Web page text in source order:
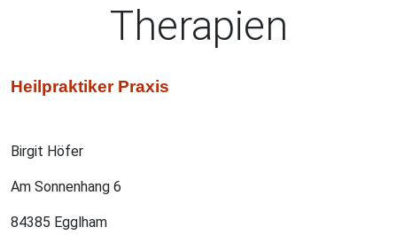
Therapien
Heilpraktiker Praxis
Birgit Höfer
Am Sonnenhang 6
84385 Egglham